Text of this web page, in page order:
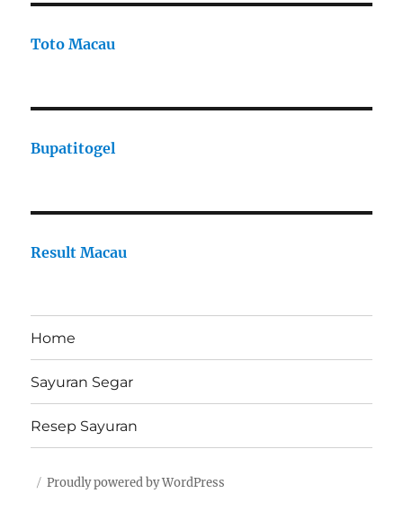
Toto Macau
Bupatitogel
Result Macau
Home
Sayuran Segar
Resep Sayuran
Proudly powered by WordPress